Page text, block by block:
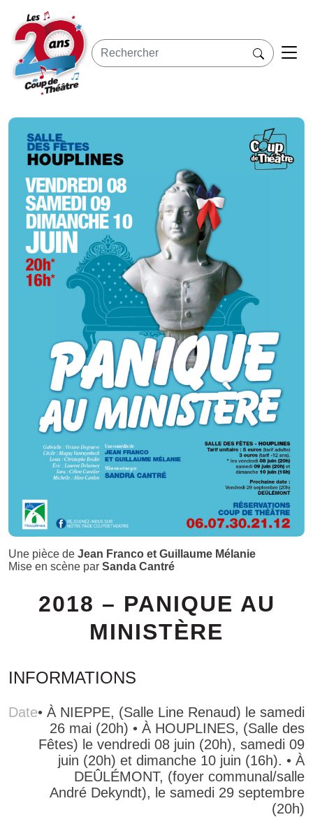
Une pièce de Jean Franco et Guillaume Mélanie
Mise en scène par Sanda Cantré
2018 – PANIQUE AU
MINISTÈRE
INFORMATIONS
Date• À NIEPPE, (Salle Line Renaud) le samedi
26 mai (20h) • À HOUPLINES, (Salle des
Fêtes) le vendredi 08 juin (20h), samedi 09
juin (20h) et dimanche 10 juin (16h). • À
DEÛLÉMONT, (foyer communal/salle
André Dekyndt), le samedi 29 septembre
(20h)